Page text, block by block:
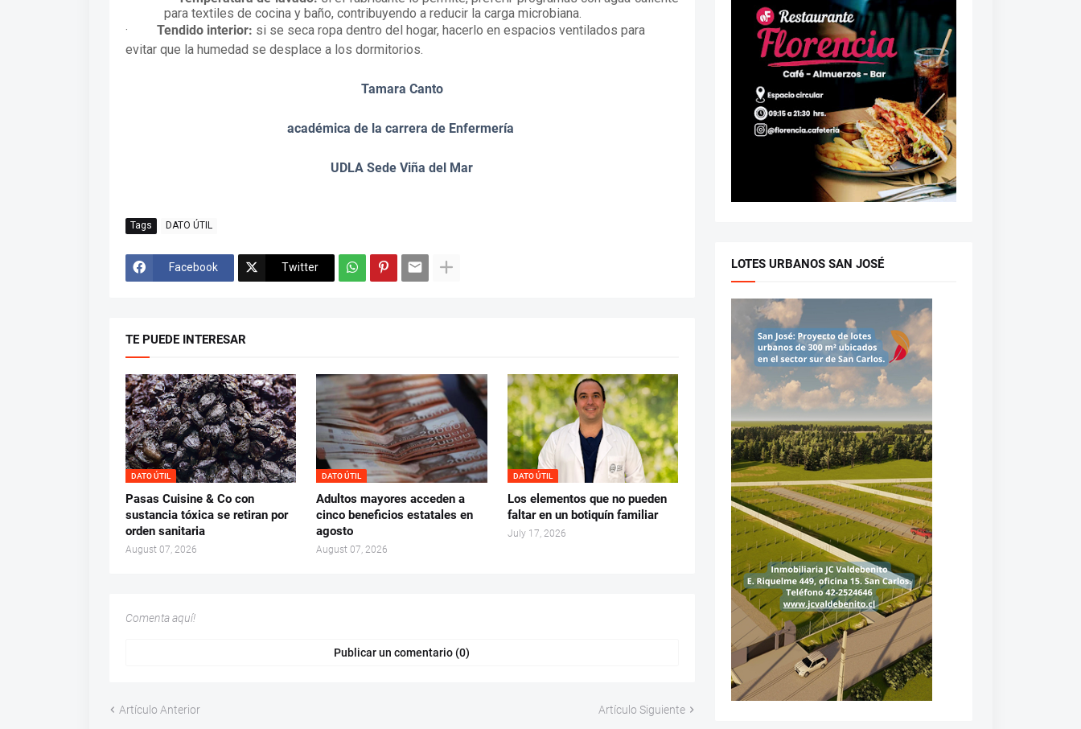
para textiles de cocina y baño, contribuyendo a reducir la carga microbiana.
·
Tendido interior: si se seca ropa dentro del hogar, hacerlo en espacios ventilados para
evitar que la humedad se desplace a los dormitorios.
Tamara Canto
académica de la carrera de Enfermería
UDLA Sede Viña del Mar
Tags DATO ÚTIL
Facebook Twitter
TE PUEDE INTERESAR
DATO ÚTIL
Pasas Cuisine & Co con
sustancia tóxica se retiran por
orden sanitaria
August 07, 2026
DATO ÚTIL
Adultos mayores acceden a
cinco beneficios estatales en
agosto
August 07, 2026
DATO ÚTIL
Los elementos que no pueden
faltar en un botiquín familiar
July 17, 2026
Comenta aquí!
Publicar un comentario (0)
Artículo Anterior Artículo Siguiente
LOTES URBANOS SAN JOSÉ